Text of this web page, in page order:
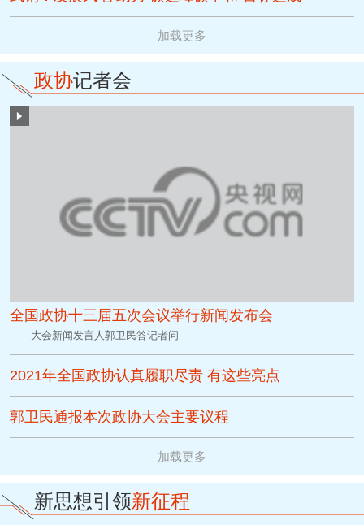
加载更多
政协记者会
全国政协十三届五次会议举行新闻发布会
大会新闻发言人郭卫民答记者问
2021年全国政协认真履职尽责 有这些亮点
郭卫民通报本次政协大会主要议程
加载更多
新思想引领新征程